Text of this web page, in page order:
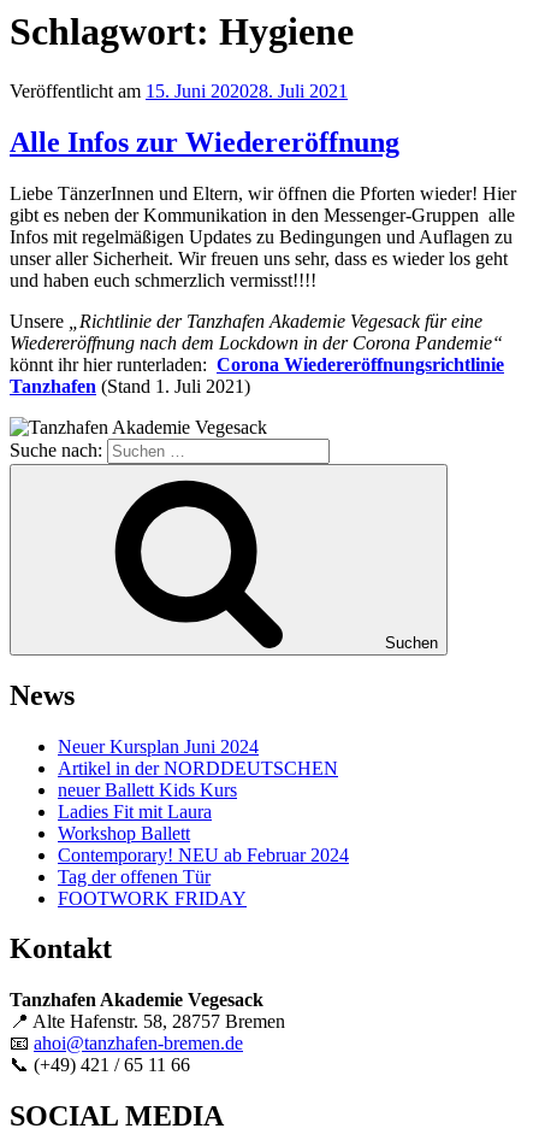
Schlagwort: Hygiene
Veröffentlicht am 15. Juni 202028. Juli 2021
Alle Infos zur Wiedereröffnung
Liebe TänzerInnen und Eltern, wir öffnen die Pforten wieder! Hier
gibt es neben der Kommunikation in den Messenger-Gruppen alle
Infos mit regelmäßigen Updates zu Bedingungen und Auflagen zu
unser aller Sicherheit. Wir freuen uns sehr, dass es wieder los geht
und haben euch schmerzlich vermisst!!!!
Unsere
Richtlinie der Tanzhafen Akademie Vegesack für eine
Wiedereröffnung nach dem Lockdown in der Corona Pandemie“
könnt ihr hier runterladen: Corona Wiedereröffnungsrichtlinie
Tanzhafen (Stand 1. Juli 2021)
Suche nach:
Suchen
News
Neuer Kursplan Juni 2024
Artikel in der NORDDEUTSCHEN
neuer Ballett Kids Kurs
Ladies Fit mit Laura
Workshop Ballett
Contemporary! NEU ab Februar 2024
Tag der offenen Tür
FOOTWORK FRIDAY
Kontakt
Tanzhafen Akademie Vegesack
📍 Alte Hafenstr. 58, 28757 Bremen
📧 ahoi@tanzhafen-bremen.de
📞 (+49) 421 / 65 11 66
SOCIAL MEDIA